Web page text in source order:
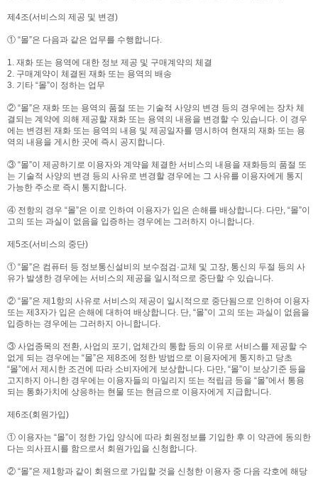
제4조(서비스의 제공 및 변경)
① “몰”은 다음과 같은 업무를 수행합니다.
1. 재화 또는 용역에 대한 정보 제공 및 구매계약의 체결
2. 구매계약이 체결된 재화 또는 용역의 배송
3. 기타 “몰”이 정하는 업무
② “몰”은 재화 또는 용역의 품절 또는 기술적 사양의 변경 등의 경우에는 장차 체
결되는 계약에 의해 제공할 재화 또는 용역의 내용을 변경할 수 있습니다. 이 경우
에는 변경된 재화 또는 용역의 내용 및 제공일자를 명시하여 현재의 재화 또는 용
역의 내용을 게시한 곳에 즉시 공지합니다.
③ “몰”이 제공하기로 이용자와 계약을 체결한 서비스의 내용을 재화등의 품절 또
는 기술적 사양의 변경 등의 사유로 변경할 경우에는 그 사유를 이용자에게 통지
가능한 주소로 즉시 통지합니다.
④ 전항의 경우 “몰”은 이로 인하여 이용자가 입은 손해를 배상합니다. 다만, “몰”이
고의 또는 과실이 없음을 입증하는 경우에는 그러하지 아니합니다.
제5조(서비스의 중단)
① “몰”은 컴퓨터 등 정보통신설비의 보수점검·교체 및 고장, 통신의 두절 등의 사
유가 발생한 경우에는 서비스의 제공을 일시적으로 중단할 수 있습니다.
② “몰”은 제1항의 사유로 서비스의 제공이 일시적으로 중단됨으로 인하여 이용자
또는 제3자가 입은 손해에 대하여 배상합니다. 단, “몰”이 고의 또는 과실이 없음을
입증하는 경우에는 그러하지 아니합니다.
③ 사업종목의 전환, 사업의 포기, 업체간의 통합 등의 이유로 서비스를 제공할 수
없게 되는 경우에는 “몰”은 제8조에 정한 방법으로 이용자에게 통지하고 당초
“몰”에서 제시한 조건에 따라 소비자에게 보상합니다. 다만, “몰”이 보상기준 등을
고지하지 아니한 경우에는 이용자들의 마일리지 또는 적립금 등을 “몰”에서 통용
되는 통화가치에 상응하는 현물 또는 현금으로 이용자에게 지급합니다.
제6조(회원가입)
① 이용자는 “몰”이 정한 가입 양식에 따라 회원정보를 기입한 후 이 약관에 동의한
다는 의사표시를 함으로서 회원가입을 신청합니다.
② “몰”은 제1항과 같이 회원으로 가입할 것을 신청한 이용자 중 다음 각호에 해당